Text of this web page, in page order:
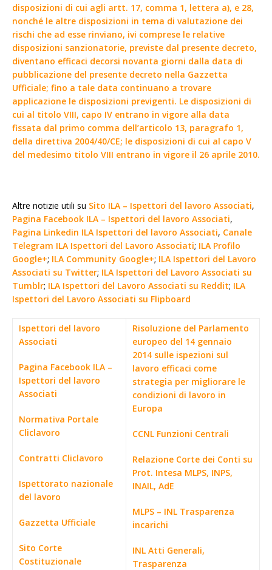
disposizioni di cui agli artt. 17, comma 1, lettera a), e 28,
nonché le altre disposizioni in tema di valutazione dei
rischi che ad esse rinviano, ivi comprese le relative
disposizioni sanzionatorie, previste dal presente decreto,
diventano efficaci decorsi novanta giorni dalla data di
pubblicazione del presente decreto nella Gazzetta
Ufficiale; fino a tale data continuano a trovare
applicazione le disposizioni previgenti. Le disposizioni di
cui al titolo VIII, capo IV entrano in vigore alla data
fissata dal primo comma dell’articolo 13, paragrafo 1,
della direttiva 2004/40/CE; le disposizioni di cui al capo V
del medesimo titolo VIII entrano in vigore il 26 aprile 2010.
Altre notizie utili su Sito ILA – Ispettori del lavoro Associati,
Pagina Facebook ILA – Ispettori del lavoro Associati,
Pagina Linkedin ILA Ispettori del lavoro Associati, Canale
Telegram ILA Ispettori del Lavoro Associati; ILA Profilo
Google+; ILA Community Google+; ILA Ispettori del Lavoro
Associati su Twitter; ILA Ispettori del Lavoro Associati su
Tumblr; ILA Ispettori del Lavoro Associati su Reddit; ILA
Ispettori del Lavoro Associati su Flipboard
Ispettori del lavoro
Associati
Pagina Facebook ILA –
Ispettori del lavoro
Associati
Normativa Portale
Cliclavoro
Contratti Cliclavoro
Ispettorato nazionale
del lavoro
Gazzetta Ufficiale
Sito Corte
Costituzionale
Risoluzione del Parlamento
europeo del 14 gennaio
2014 sulle ispezioni sul
lavoro efficaci come
strategia per migliorare le
condizioni di lavoro in
Europa
CCNL Funzioni Centrali
Relazione Corte dei Conti su
Prot. Intesa MLPS, INPS,
INAIL, AdE
MLPS – INL Trasparenza
incarichi
INL Atti Generali,
Trasparenza